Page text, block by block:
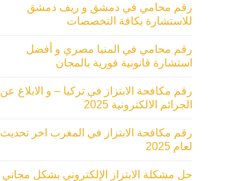
رقم محامي في دمشق و ريف دمشق
للاستشارة بكافة التخصصات
رقم محامي في المنيا مصري و أفضل
استشارة قانونية فورية بالمجان
رقم مكافحة الابتزاز في تركيا – و الابلاغ عن
الجرائم الالكترونية 2025
رقم مكافحة الابتزاز في المغرب اخر تحديث
لعام 2025
حل مشكلة الابتزاز الإلكتروني بشكل مجاني